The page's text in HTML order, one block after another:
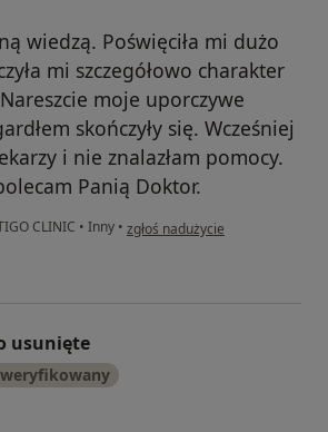
wiedzą. Poświęciła mi dużo
mi szczegółowo charakter
moje uporczywe
skończyły się. Wcześniej
i nie znalazłam pomocy.
Panią Doktor.
CLINIC • Inny • w opinii użytkownika Konto
zgłoś nadużycie
usunięte